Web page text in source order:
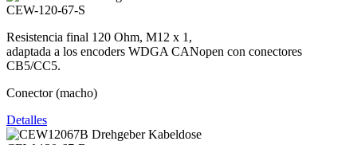
CEW-120-67-S
Resistencia final 120 Ohm, M12 x 1,
adaptada a los encoders WDGA CANopen con conectores
CB5/CC5.
Conector (macho)
Detalles